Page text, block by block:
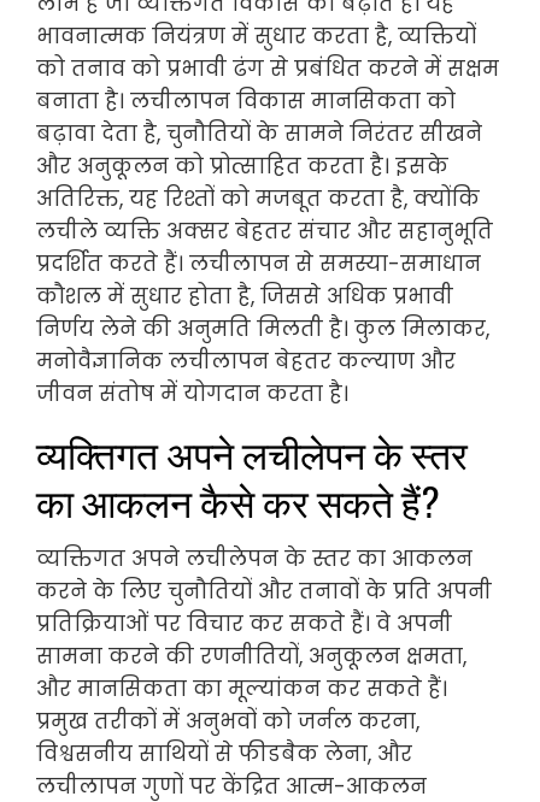
भावनात्मक नियंत्रण में सुधार करता है, व्यक्तियों
को तनाव को प्रभावी ढंग से प्रबंधित करने में सक्षम
बनाता है। लचीलापन विकास मानसिकता को
बढ़ावा देता है, चुनौतियों के सामने निरंतर सीखने
और अनुकूलन को प्रोत्साहित करता है। इसके
अतिरिक्त, यह रिश्तों को मजबूत करता है, क्योंकि
लचीले व्यक्ति अक्सर बेहतर संचार और सहानुभूति
प्रदर्शित करते हैं। लचीलापन से समस्या-समाधान
कौशल में सुधार होता है, जिससे अधिक प्रभावी
निर्णय लेने की अनुमति मिलती है। कुल मिलाकर,
मनोवैज्ञानिक लचीलापन बेहतर कल्याण और
जीवन संतोष में योगदान करता है।
व्यक्तिगत अपने लचीलेपन के स्तर
का आकलन कैसे कर सकते हैं?
व्यक्तिगत अपने लचीलेपन के स्तर का आकलन
करने के लिए चुनौतियों और तनावों के प्रति अपनी
प्रतिक्रियाओं पर विचार कर सकते हैं। वे अपनी
सामना करने की रणनीतियों, अनुकूलन क्षमता,
और मानसिकता का मूल्यांकन कर सकते हैं।
प्रमुख तरीकों में अनुभवों को जर्नल करना,
विश्वसनीय साथियों से फीडबैक लेना, और
लचीलापन गुणों पर केंद्रित आत्म-आकलन